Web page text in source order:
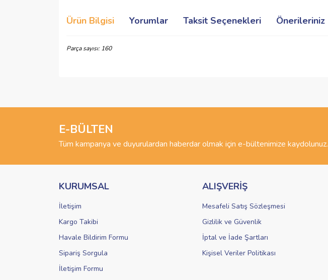
Ürün Bilgisi Yorumlar Taksit Seçenekleri Önerileriniz
Parça sayısı: 160
Ürün resmi kalitesiz, bozuk veya görüntülenemiyor.
Bu ürüne benzer farklı alternatifler olmalı.
E-BÜLTEN
Tüm kampanya ve duyurulardan haberdar olmak için e-bültenimize kaydolunuz.
KURUMSAL
İletişim
Kargo Takibi
Havale Bildirim Formu
Sipariş Sorgula
İletişim Formu
ALIŞVERİŞ
Mesafeli Satış Sözleşmesi
Gizlilik ve Güvenlik
İptal ve İade Şartları
Kişisel Veriler Politikası